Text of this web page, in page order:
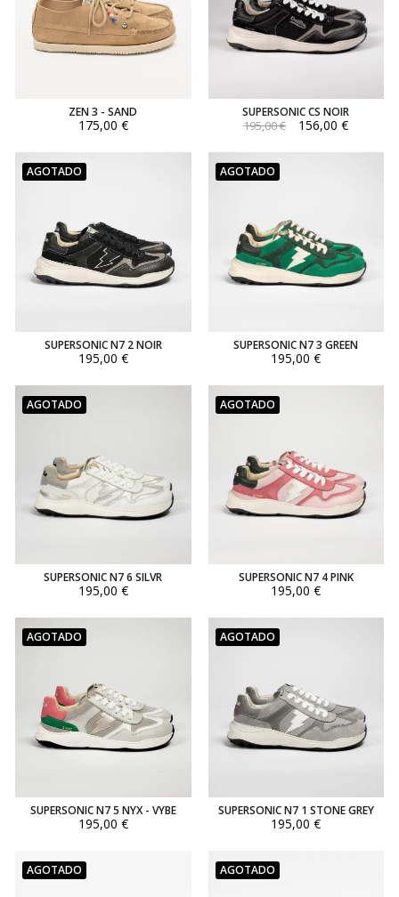
ZEN 3 - SAND
175,00 €
SUPERSONIC CS NOIR
195,00 € 156,00 €
AGOTADO
SUPERSONIC N7 2 NOIR
195,00 €
AGOTADO
SUPERSONIC N7 3 GREEN
195,00 €
AGOTADO
SUPERSONIC N7 6 SILVR
195,00 €
AGOTADO
SUPERSONIC N7 4 PINK
195,00 €
AGOTADO
SUPERSONIC N7 5 NYX - VYBE
195,00 €
AGOTADO
SUPERSONIC N7 1 STONE GREY
195,00 €
AGOTADO AGOTADO